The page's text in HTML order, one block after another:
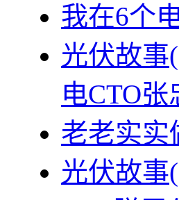
我在6个
光伏故事
电CTO张
老老实实
光伏故事